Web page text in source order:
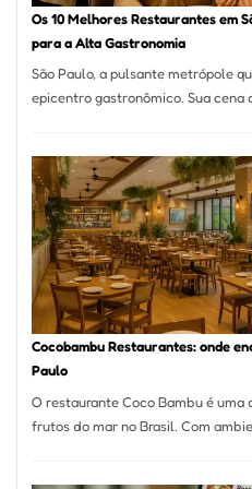
Os 10 Melhores Restaurantes em
para a Alta Gastronomia
São Paulo, a pulsante metrópole
epicentro gastronômico. Sua cena
Cocobambu Restaurantes: onde
Paulo
O restaurante Coco Bambu é uma
frutos do mar no Brasil. Com